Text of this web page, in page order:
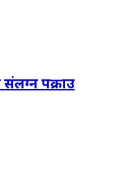
संलग्न पक्राउ